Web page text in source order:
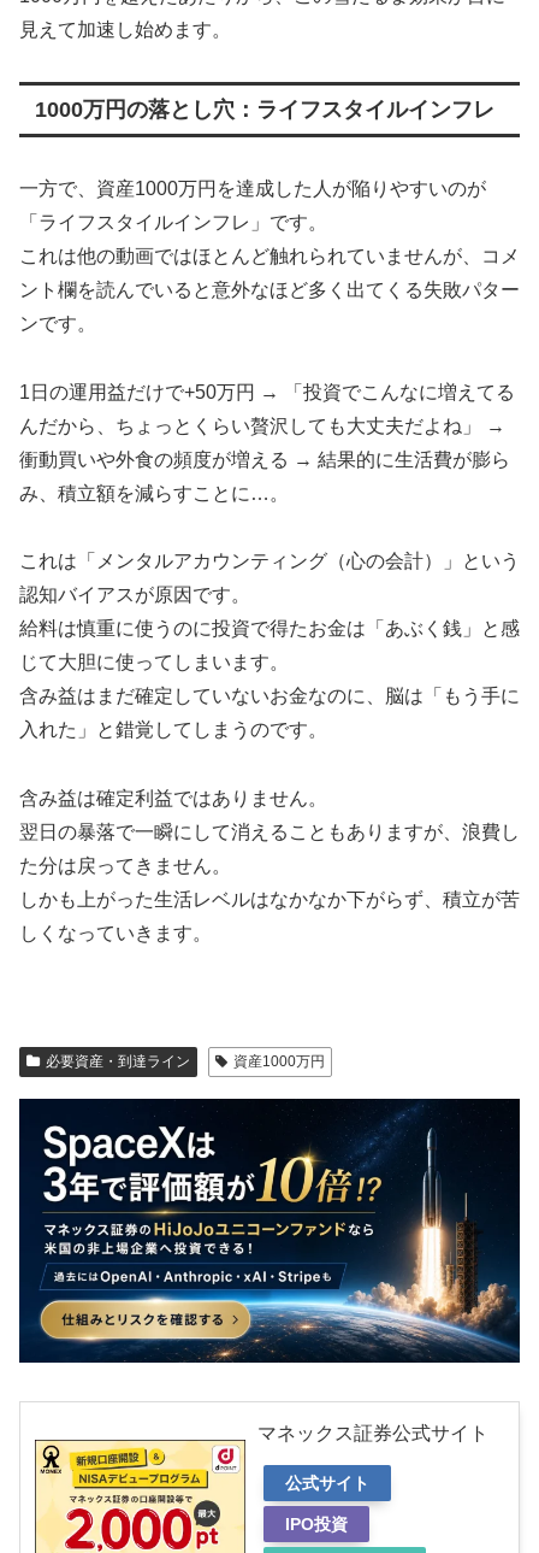
見えて加速し始めます。
1000万円の落とし穴：ライフスタイルインフレ
一方で、資産1000万円を達成した人が陥りやすいのが
「ライフスタイルインフレ」です。
これは他の動画ではほとんど触れられていませんが、コメ
ント欄を読んでいると意外なほど多く出てくる失敗パター
ンです。
1日の運用益だけで+50万円 → 「投資でこんなに増えてる
んだから、ちょっとくらい贅沢しても大丈夫だよね」 →
衝動買いや外食の頻度が増える → 結果的に生活費が膨ら
み、積立額を減らすことに…。
これは「メンタルアカウンティング（心の会計）」という
認知バイアスが原因です。
給料は慎重に使うのに投資で得たお金は「あぶく銭」と感
じて大胆に使ってしまいます。
含み益はまだ確定していないお金なのに、脳は「もう手に
入れた」と錯覚してしまうのです。
含み益は確定利益ではありません。
翌日の暴落で一瞬にして消えることもありますが、浪費し
た分は戻ってきません。
しかも上がった生活レベルはなかなか下がらず、積立が苦
しくなっていきます。
必要資産・到達ライン 資産1000万円
マネックス証券公式サイト
公式サイト
IPO投資